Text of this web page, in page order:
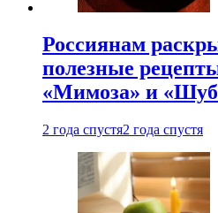
Россиянам
полезные
«Мимоза» и
2 года спустя2 года спустя